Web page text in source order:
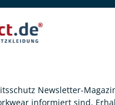
Newsletter-
informiert sind.